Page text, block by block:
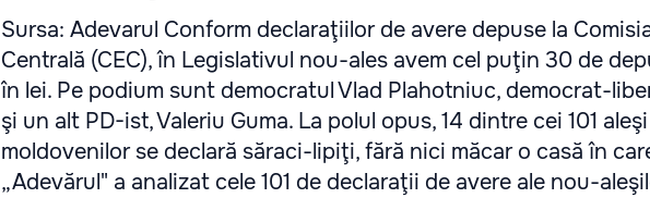
Sursa: Adevarul Conform declaraţiilor de avere depuse la
Centrală (CEC), în Legislativul nou-ales avem cel puţin 30 de
în lei. Pe podium sunt democratul Vlad Plahotniuc, democrat-
şi un alt PD-ist, Valeriu Guma. La polul opus, 14 dintre cei 101
moldovenilor se declară săraci-lipiţi, fără nici măcar o casă în
„Adevărul" a analizat cele 101 de declaraţii de avere ale nou-